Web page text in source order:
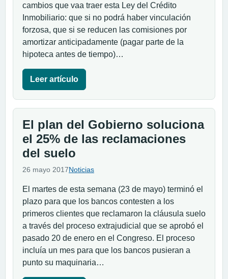
cambios que vaa traer esta Ley del Crédito
Inmobiliario: que si no podrá haber vinculación
forzosa, que si se reducen las comisiones por
amortizar anticipadamente (pagar parte de la
hipoteca antes de tiempo)…
Leer artículo
El plan del Gobierno soluciona
el 25% de las reclamaciones
del suelo
26 mayo 2017Noticias
El martes de esta semana (23 de mayo) terminó el
plazo para que los bancos contesten a los
primeros clientes que reclamaron la cláusula suelo
a través del proceso extrajudicial que se aprobó el
pasado 20 de enero en el Congreso. El proceso
incluía un mes para que los bancos pusieran a
punto su maquinaria…